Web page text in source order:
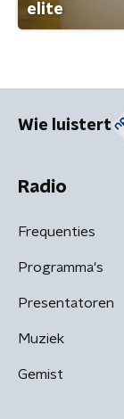
elite
Wie luistert
Radio
Frequenties
Programma's
Presentatoren
Muziek
Gemist